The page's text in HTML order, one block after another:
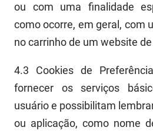
ou com uma finalidade
como ocorre, em geral, com
no carrinho de um website
4.3 Cookies de
fornecer os serviços
usuário e possibilitam
ou aplicação, como nome